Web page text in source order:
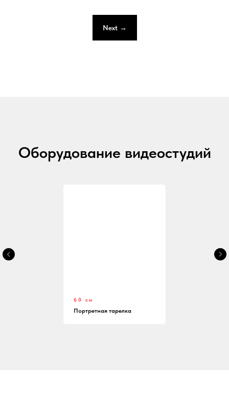
Next →
Оборудование видеостудий
60 см
Портретная тарелка